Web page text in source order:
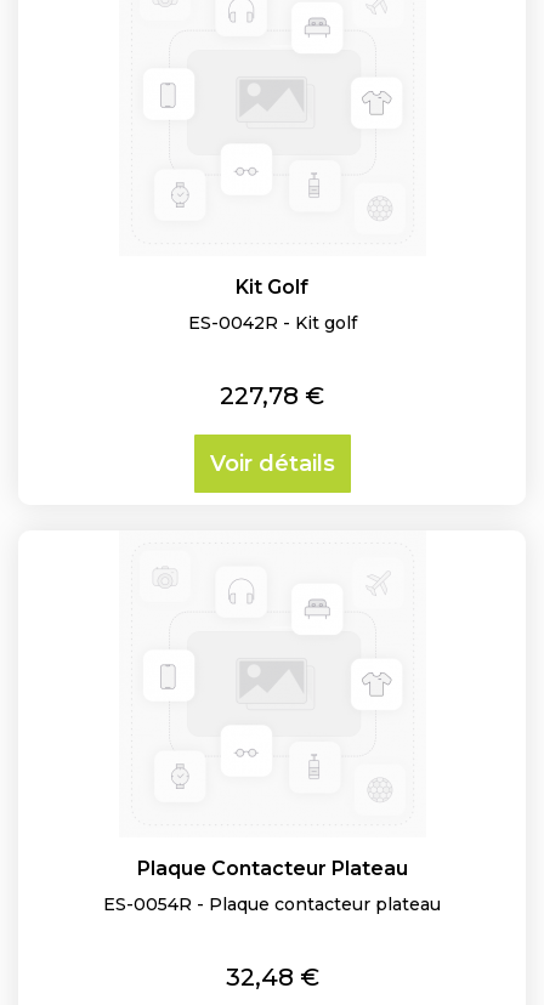
Kit Golf
ES-0042R - Kit golf
Prix
227,78 €
Voir détails
Plaque Contacteur Plateau
ES-0054R - Plaque contacteur plateau
Prix
32,48 €